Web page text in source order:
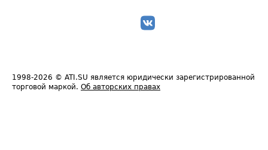
1998-2026 © ATI.SU является юридически зарегистрированной
торговой маркой. Об авторских правах